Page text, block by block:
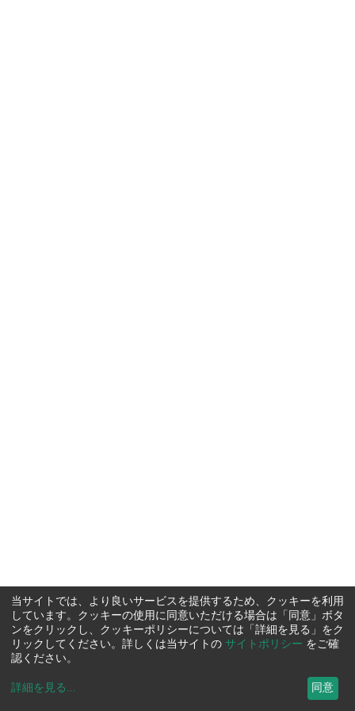
当サイトでは、より良いサービスを提供するため、クッキーを利用
しています。クッキーの使用に同意いただける場合は「同意」ボタ
ンをクリックし、クッキーポリシーについては「詳細を見る」をク
リックしてください。詳しくは当サイトの サイトポリシー をご確
認ください。
詳細を見る ... 同意